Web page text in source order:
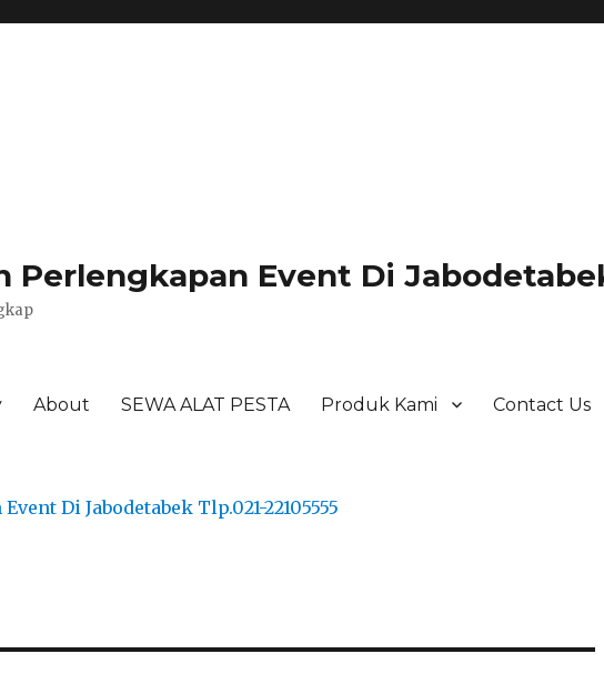
Perlengkapan Event Di
About SEWA ALAT PESTA Produk Kami Contact Us